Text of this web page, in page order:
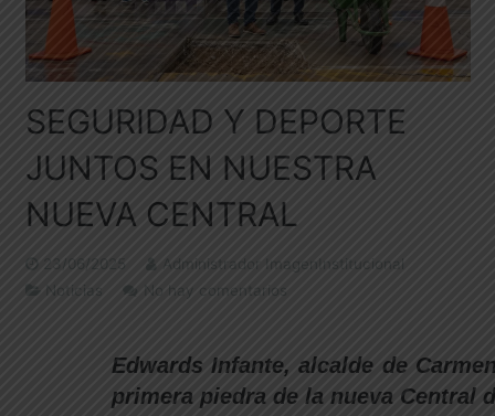
SEGURIDAD Y DEPORTE
JUNTOS EN NUESTRA
NUEVA CENTRAL
23/06/2025
Administrador ImagenInstitucional
Noticias
No hay comentarios
Edwards Infante, alcalde de
primera piedra de la nueva Central